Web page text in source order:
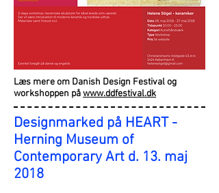
Læs mere om Danish Design Festival og
workshoppen påwww.ddfestival.dk
Designmarked på HEART -
Herning Museum of
Contemporary Art d. 13. maj
2018